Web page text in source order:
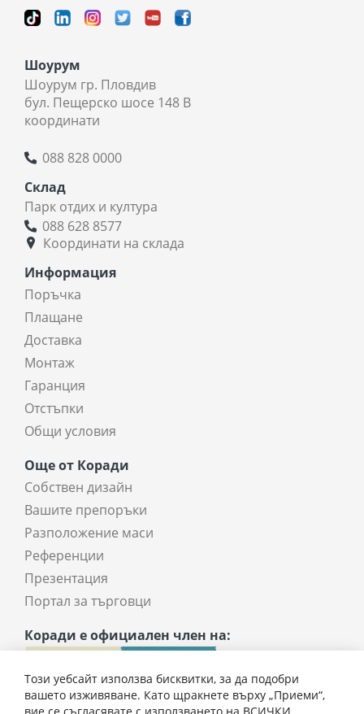
Шоурум
Шоурум гр. Пловдив
бул. Пещерско шосе 148 В
координати
088 828 0000
Склад
Парк отдих и култура
088 628 8577
Координати на склада
Информация
Поръчка
Плащане
Доставка
Монтаж
Гаранция
Отстъпки
Общи условия
Още от Коради
Собствен дизайн
Вашите препоръки
Разположение маси
Референции
Презентация
Портал за търговци
Коради е официален член на:
Този уебсайт използва бисквитки, за да подобри
вашето изживяване. Като щракнете върху „Приеми“,